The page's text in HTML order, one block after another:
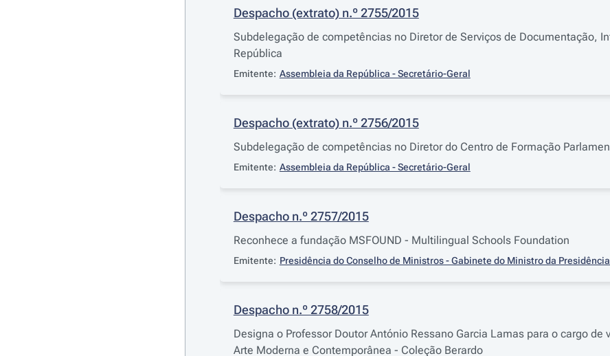
Despacho (extrato) n.º 2755/2015
Subdelegação de competências no Diretor de Serviços de Documentação,
República
Emitente: Assembleia da República - Secretário-Geral
Despacho (extrato) n.º 2756/2015
Subdelegação de competências no Diretor do Centro de Formação
Emitente: Assembleia da República - Secretário-Geral
Despacho n.º 2757/2015
Reconhece a fundação MSFOUND - Multilingual Schools Foundation
Emitente: Presidência do Conselho de Ministros - Gabinete do Ministro da
Despacho n.º 2758/2015
Designa o Professor Doutor António Ressano Garcia Lamas para o cargo
Arte Moderna e Contemporânea - Coleção Berardo